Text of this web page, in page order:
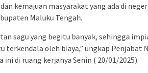
kemajuan masyarakat yang ada di
Maluku Tengah.
sagu yang begitu banyak, sehingga
terkendala oleh biaya,” ungkap Penjabat
ini di ruang kerjanya Senin ( 20/01/2025).